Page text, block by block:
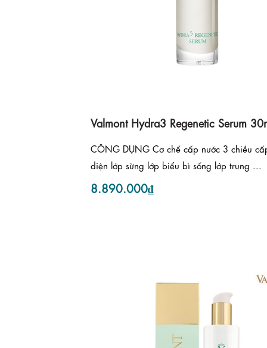
Valmont Hydra3 Regenetic Serum
CÔNG DỤNG Cơ chế cấp nước 3 chiều
diện lớp sừng lớp biểu bì sống lớp trung ...
8.890.000₫